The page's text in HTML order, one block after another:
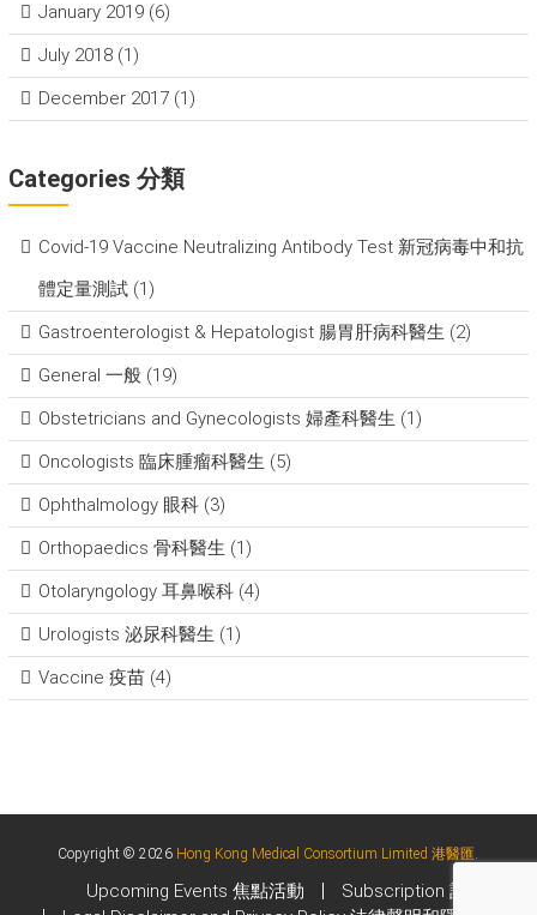
January 2019(6)
July 2018(1)
December 2017(1)
Categories 分類
Covid-19 Vaccine Neutralizing Antibody Test 新冠病毒中和抗
體定量測試(1)
Gastroenterologist & Hepatologist 腸胃肝病科醫生 (2)
General 一般(19)
Obstetricians and Gynecologists 婦產科醫生 (1)
Oncologists 臨床腫瘤科醫生 (5)
Ophthalmology 眼科(3)
Orthopaedics 骨科醫生 (1)
Otolaryngology 耳鼻喉科(4)
Urologists 泌尿科醫生 (1)
Vaccine 疫苗(4)
Copyright © 2026 Hong Kong Medical Consortium Limited 港醫匯.
Upcoming Events 焦點活動
Subscription 訂閱